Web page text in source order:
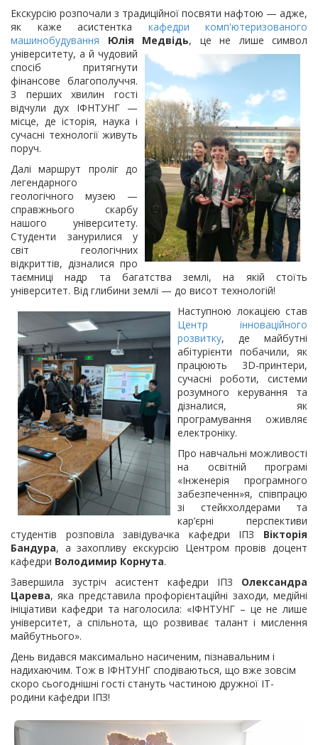
Екскурсію розпочали з традиційної посвяти нафтою — адже,
як каже асистентка кафедри комп'ютеризованого
машинобудування
Юлія Медвідь, це не лише символ
університету, а й чудовий
спосіб притягнути
фінансове благополуччя.
З перших хвилин гості
відчули дух ІФНТУНГ —
місце, де історія, наука і
сучасні технології живуть
поруч.
Далі маршрут проліг до
легендарного
геологічного музею —
справжнього скарбу
нашого університету.
Студенти занурилися у
світ геологічних
відкриттів, дізналися про
таємниці надр та багатства землі, на якій стоїть
університет. Від глибини землі — до висот технологій!
Наступною локацією став
Центр інноваційного
розвитку, де майбутні
абітурієнти побачили, як
працюють 3D-принтери,
сучасні роботи, системи
розумного керування та
дізналися, як
програмування оживляє
електроніку.
Про навчальні можливості
на освітній програмі
«Інженерія програмного
забезпеченн»я, співпрацю
зі стейкхолдерами та
кар’єрні перспективи
студентів розповіла завідувачка кафедри ІПЗ Вікторія
Бандура, а захопливу екскурсію Центром провів доцент
кафедри Володимир Корнута.
Завершила зустріч асистент кафедри ІПЗ Олександра
Царева, яка представила профорієнтаційні заходи, медійні
ініціативи кафедри та наголосила: «ІФНТУНГ – це не лише
університет, а спільнота, що розвиває талант і мислення
майбутнього».
День видався максимально насиченим, пізнавальним і
надихаючим. Тож в ІФНТУНГ сподіваються, що вже зовсім
скоро сьогоднішні гості стануть частиною дружної ІТ-
родини кафедри ІПЗ!